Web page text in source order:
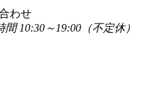
わせ
間 10:30～19:00（不定休）